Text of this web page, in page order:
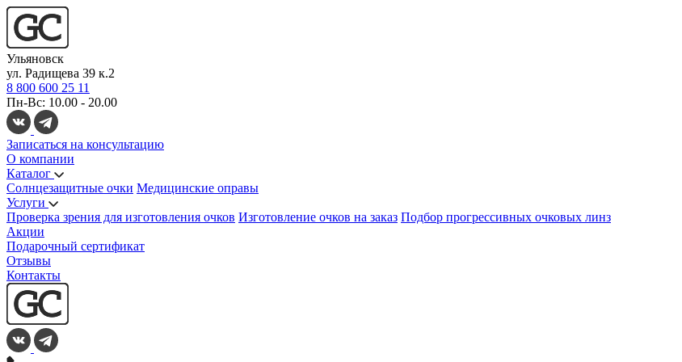
Ульяновск
ул. Радищева 39 к.2
8 800 600 25 11
Пн-Вс: 10.00 - 20.00
Записаться на консультацию
О компании
Каталог
Солнцезащитные очки Медицинские оправы
Услуги
Проверка зрения для изготовления очков Изготовление очков на заказ Подбор прогрессивных очковых линз
Акции
Подарочный сертификат
Отзывы
Контакты